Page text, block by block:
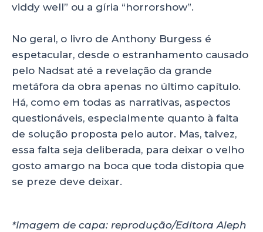
viddy well” ou a gíria “horrorshow”.
No geral, o livro de Anthony Burgess é
espetacular, desde o estranhamento causado
pelo Nadsat até a revelação da grande
metáfora da obra apenas no último capítulo.
Há, como em todas as narrativas, aspectos
questionáveis, especialmente quanto à falta
de solução proposta pelo autor. Mas, talvez,
essa falta seja deliberada, para deixar o velho
gosto amargo na boca que toda distopia que
se preze deve deixar.
*Imagem de capa: reprodução/Editora Aleph